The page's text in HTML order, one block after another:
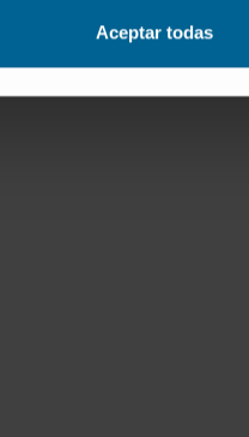
Aceptar todas